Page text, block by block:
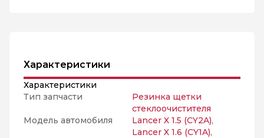
Характеристики
Характеристики
Тип запчасти
Резинка щетки
стеклоочистителя
Модель автомобиля
Lancer X 1.5 (CY2A),
Lancer X 1.6 (CY1A),